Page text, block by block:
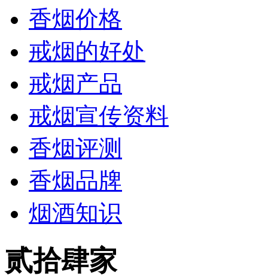
香烟价格
戒烟的好处
戒烟产品
戒烟宣传资料
香烟评测
香烟品牌
烟酒知识
贰拾肆家